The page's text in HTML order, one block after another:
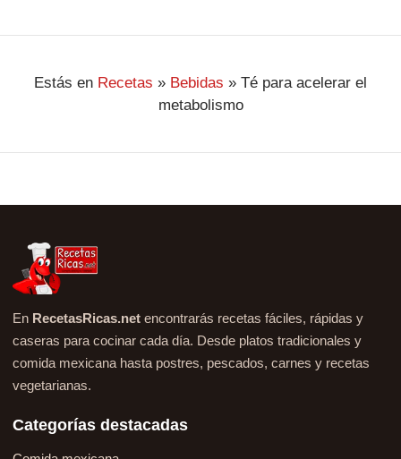
Estás en Recetas » Bebidas » Té para acelerar el
metabolismo
En RecetasRicas.net encontrarás recetas fáciles, rápidas y
caseras para cocinar cada día. Desde platos tradicionales y
comida mexicana hasta postres, pescados, carnes y recetas
vegetarianas.
Categorías destacadas